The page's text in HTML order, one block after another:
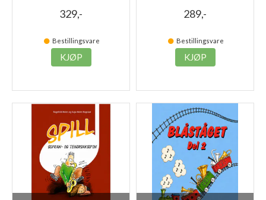
329,-
Bestillingsvare
KJØP
289,-
Bestillingsvare
KJØP